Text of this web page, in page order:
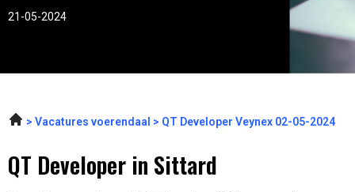
21-05-2024
Vacatures voerendaal QT Developer Veynex 02-05-2024
QT Developer in Sittard